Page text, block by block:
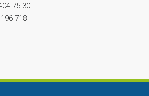
75 30
196 718